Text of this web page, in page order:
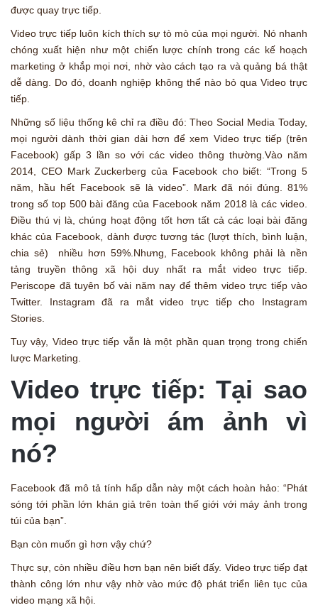
được quay trực tiếp.
Video trực tiếp luôn kích thích sự tò mò của mọi người. Nó nhanh
chóng xuất hiện như một chiến lược chính trong các kế hoạch
marketing ở khắp mọi nơi, nhờ vào cách tạo ra và quảng bá thật
dễ dàng. Do đó, doanh nghiệp không thể nào bỏ qua Video trực
tiếp.
Những số liệu thống kê chỉ ra điều đó: Theo Social Media Today,
mọi người dành thời gian dài hơn để xem Video trực tiếp (trên
Facebook) gấp 3 lần so với các video thông thường.Vào năm
2014, CEO Mark Zuckerberg của Facebook cho biết: “Trong 5
năm, hầu hết Facebook sẽ là video”. Mark đã nói đúng. 81%
trong số top 500 bài đăng của Facebook năm 2018 là các video.
Điều thú vị là, chúng hoạt động tốt hơn tất cả các loại bài đăng
khác của Facebook, dành được tương tác (lượt thích, bình luận,
chia sẻ) nhiều hơn 59%.Nhưng, Facebook không phải là nền
tảng truyền thông xã hội duy nhất ra mắt video trực tiếp.
Periscope đã tuyên bố vài năm nay để thêm video trực tiếp vào
Twitter. Instagram đã ra mắt video trực tiếp cho Instagram
Stories.
Tuy vậy, Video trực tiếp vẫn là một phần quan trọng trong chiến
lược Marketing.
Video trực tiếp: Tại sao
mọi người ám ảnh vì
nó?
Facebook đã mô tả tính hấp dẫn này một cách hoàn hảo: “Phát
sóng tới phần lớn khán giả trên toàn thế giới với máy ảnh trong
túi của bạn”.
Bạn còn muốn gì hơn vậy chứ?
Thực sự, còn nhiều điều hơn bạn nên biết đấy. Video trực tiếp đạt
thành công lớn như vậy nhờ vào mức độ phát triển liên tục của
video mạng xã hội.